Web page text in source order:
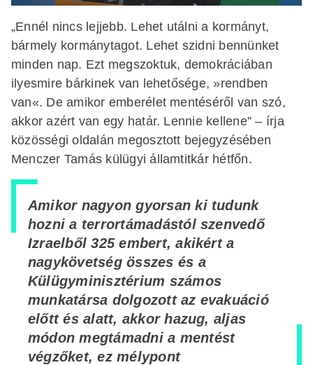
„Ennél nincs lejjebb. Lehet utálni a kormányt,
bármely kormánytagot. Lehet szidni bennünket
minden nap. Ezt megszoktuk, demokráciában
ilyesmire bárkinek van lehetősége, »rendben
van«. De amikor emberélet mentéséről van szó,
akkor azért van egy határ. Lennie kellene” – írja
közösségi oldalán megosztott bejegyzésében
Menczer Tamás külügyi államtitkár hétfőn.
Amikor nagyon gyorsan ki tudunk
hozni a terrortámadástól szenvedő
Izraelből 325 embert, akikért a
nagykövetség összes és a
Külügyminisztérium számos
munkatársa dolgozott az evakuáció
előtt és alatt, akkor hazug, aljas
módon megtámadni a mentést
végzőket, ez mélypont